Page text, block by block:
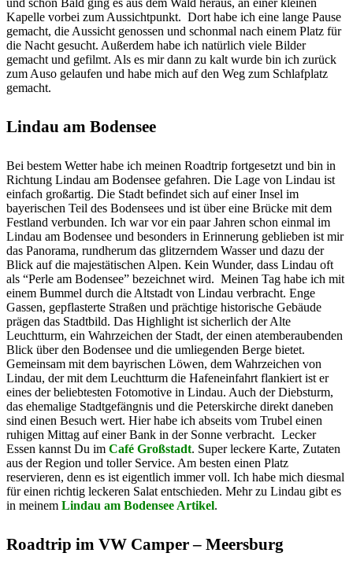
und schon Bald ging es aus dem Wald heraus, an einer kleinen
Kapelle vorbei zum Aussichtpunkt. Dort habe ich eine lange Pause
gemacht, die Aussicht genossen und schonmal nach einem Platz für
die Nacht gesucht. Außerdem habe ich natürlich viele Bilder
gemacht und gefilmt. Als es mir dann zu kalt wurde bin ich zurück
zum Auso gelaufen und habe mich auf den Weg zum Schlafplatz
gemacht.
Lindau am Bodensee
Bei bestem Wetter habe ich meinen Roadtrip fortgesetzt und bin in
Richtung Lindau am Bodensee gefahren. Die Lage von Lindau ist
einfach großartig. Die Stadt befindet sich auf einer Insel im
bayerischen Teil des Bodensees und ist über eine Brücke mit dem
Festland verbunden. Ich war vor ein paar Jahren schon einmal im
Lindau am Bodensee und besonders in Erinnerung geblieben ist mir
das Panorama, rundherum das glitzerndem Wasser und dazu der
Blick auf die majestätischen Alpen. Kein Wunder, dass Lindau oft
als “Perle am Bodensee” bezeichnet wird. Meinen Tag habe ich mit
einem Bummel durch die Altstadt von Lindau verbracht. Enge
Gassen, gepflasterte Straßen und prächtige historische Gebäude
prägen das Stadtbild. Das Highlight ist sicherlich der Alte
Leuchtturm, ein Wahrzeichen der Stadt, der einen atemberaubenden
Blick über den Bodensee und die umliegenden Berge bietet.
Gemeinsam mit dem bayrischen Löwen, dem Wahrzeichen von
Lindau, der mit dem Leuchtturm die Hafeneinfahrt flankiert ist er
eines der beliebtesten Fotomotive in Lindau. Auch der Diebsturm,
das ehemalige Stadtgefängnis und die Peterskirche direkt daneben
sind einen Besuch wert. Hier habe ich abseits vom Trubel einen
ruhigen Mittag auf einer Bank in der Sonne verbracht. Lecker
Essen kannst Du im Café Großstadt. Super leckere Karte, Zutaten
aus der Region und toller Service. Am besten einen Platz
reservieren, denn es ist eigentlich immer voll. Ich habe mich diesmal
für einen richtig leckeren Salat entschieden. Mehr zu Lindau gibt es
in meinem Lindau am Bodensee Artikel.
Roadtrip im VW Camper – Meersburg